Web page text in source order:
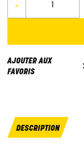
-
AJOUTER AUX
FAVORIS
DESCRIPTION